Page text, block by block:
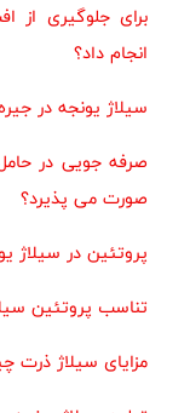
برای جلوگیری
انجام داد؟
سیلاژ یونجه در
صرفه جویی در
صورت می پذیرد؟
پروتئین در سیلاژ
تناسب پروتئین
مزایای سیلاژ ذرت